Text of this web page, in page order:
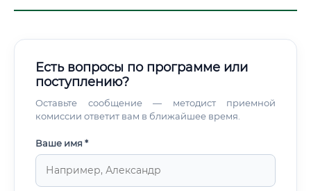
Есть вопросы по программе или
поступлению?
Оставьте сообщение — методист приемной
комиссии ответит вам в ближайшее время.
Ваше имя *